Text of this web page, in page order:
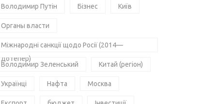
Володимир Путін Бізнес Київ
Органы власти
Міжнародні санкції щодо Росії (2014—
дотепер)
Володимир Зеленський Китай (регіон)
Українці Нафта Москва